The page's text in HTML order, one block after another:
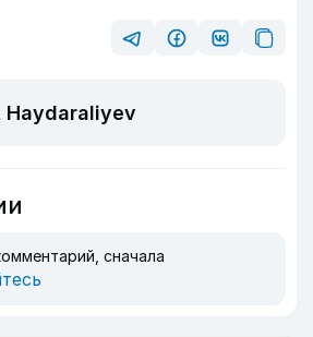
Haydaraliyev
сначала